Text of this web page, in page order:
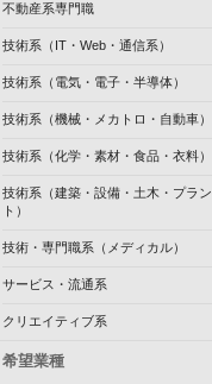
不動産系専門職
技術系（IT・Web・通信系）
技術系（電気・電子・半導体）
技術系（機械・メカトロ・自動車）
技術系（化学・素材・食品・衣料）
技術系（建築・設備・土木・プラン
ト）
技術・専門職系（メディカル）
サービス・流通系
クリエイティブ系
希望業種